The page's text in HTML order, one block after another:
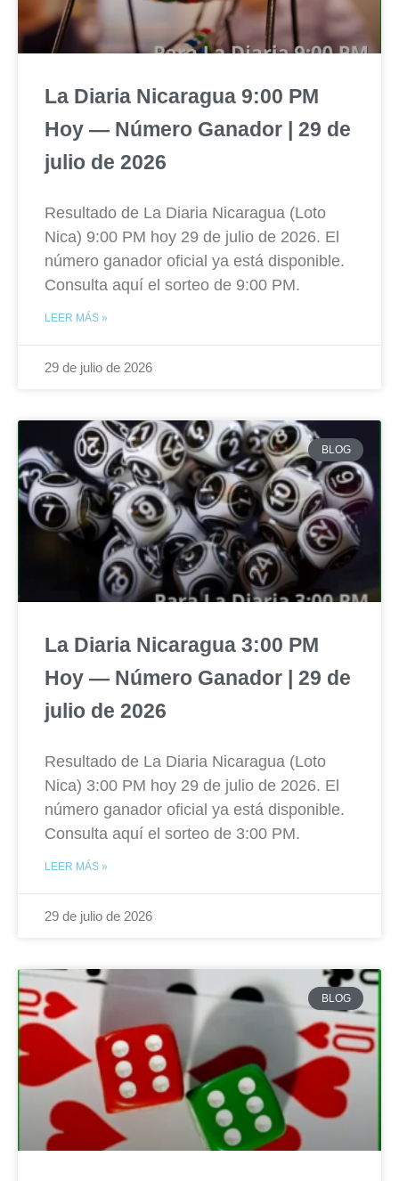
La Diaria Nicaragua 9:00 PM
Hoy — Número Ganador | 29 de
julio de 2026
Resultado de La Diaria Nicaragua (Loto
Nica) 9:00 PM hoy 29 de julio de 2026. El
número ganador oficial ya está disponible.
Consulta aquí el sorteo de 9:00 PM.
LEER MÁS »
29 de julio de 2026
BLOG
La Diaria Nicaragua 3:00 PM
Hoy — Número Ganador | 29 de
julio de 2026
Resultado de La Diaria Nicaragua (Loto
Nica) 3:00 PM hoy 29 de julio de 2026. El
número ganador oficial ya está disponible.
Consulta aquí el sorteo de 3:00 PM.
LEER MÁS »
29 de julio de 2026
BLOG